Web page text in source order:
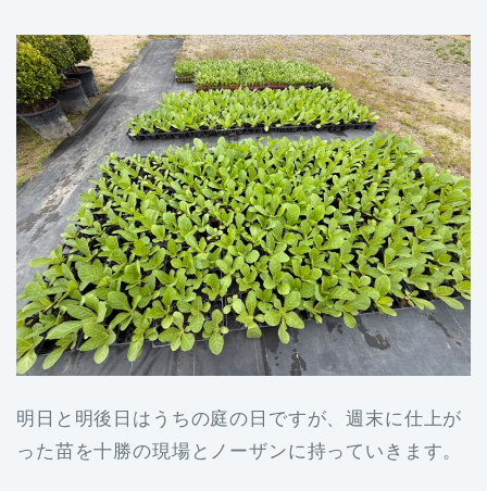
明日と明後日はうちの庭の日ですが、週末に仕上が
った苗を十勝の現場とノーザンに持っていきます。